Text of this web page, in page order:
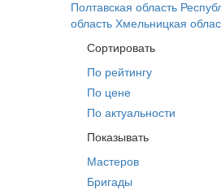
Полтавская область
область Хмельницкая
Сортировать
По рейтингу
По цене
По актуальности
Показывать
Мастеров
Бригады